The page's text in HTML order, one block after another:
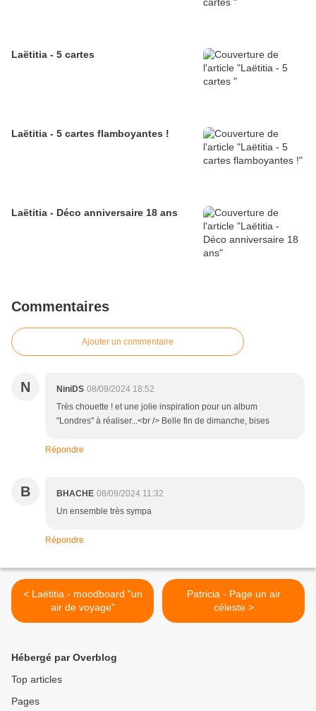
Laëtitia - 5 cartes
Laëtitia - 5 cartes flamboyantes !
Laëtitia - Déco anniversaire 18 ans
Commentaires
Ajouter un commentaire
N NiniDS 08/09/2024 18:52
Très chouette ! et une jolie inspiration pour un album
"Londres" à réaliser...<br /> Belle fin de dimanche, bises
Répondre
B BHACHE 08/09/2024 11:32
Un ensemble très sympa
Répondre
< Laëtitia - moodboard "un
air de voyage"
Patricia - Page un air
céleste >
Hébergé par Overblog
Top articles
Pages